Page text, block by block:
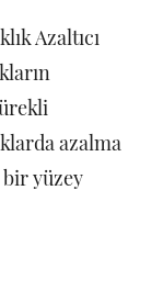
Azaltıcı
azalma
bir yüzey